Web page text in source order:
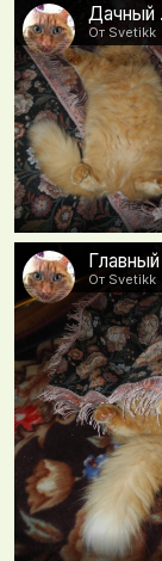
От Svetikk
От Svetikk